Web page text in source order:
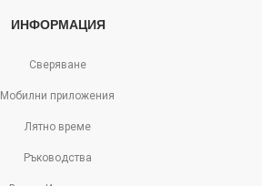
ИНФОРМАЦИЯ
Сверяване
Мобилни приложения
Лятно време
Ръководства